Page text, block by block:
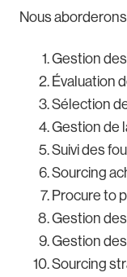
Nous
Gestion
Évaluation
Sélection
Gestion de
Suivi des
Sourcing
Procure to
Gestion
Gestion
Sourcing